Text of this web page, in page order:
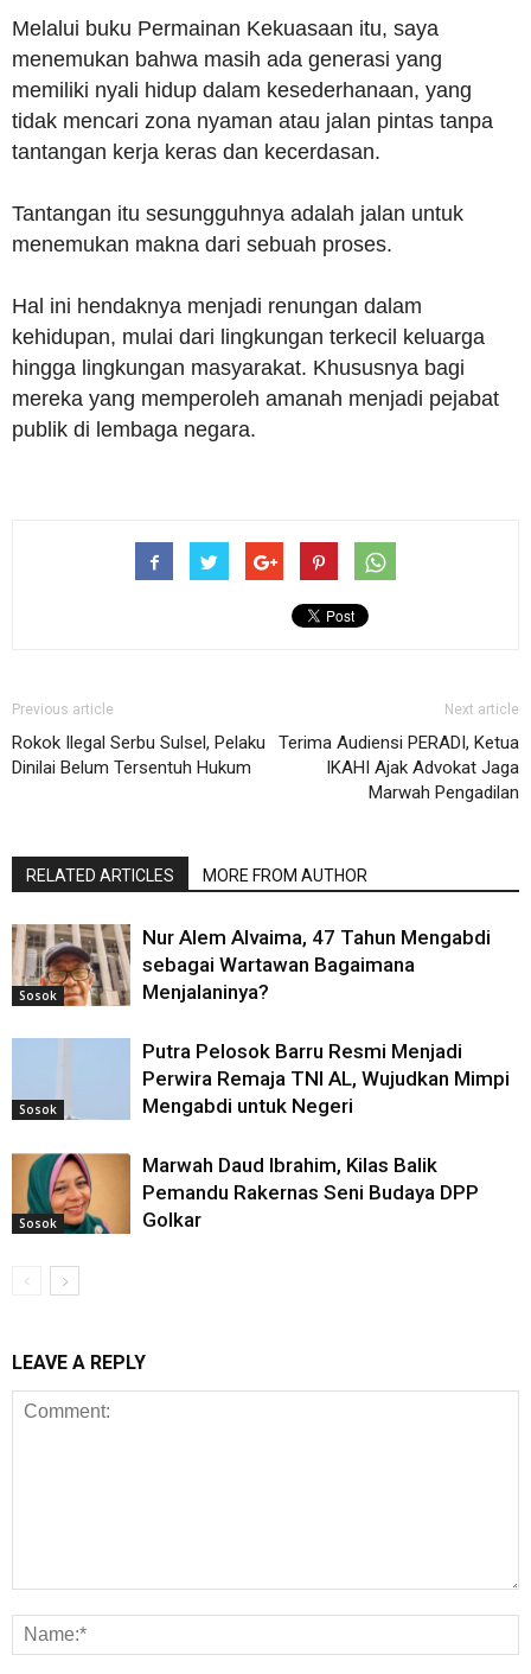
Melalui buku Permainan Kekuasaan itu, saya
menemukan bahwa masih ada generasi yang
memiliki nyali hidup dalam kesederhanaan, yang
tidak mencari zona nyaman atau jalan pintas tanpa
tantangan kerja keras dan kecerdasan.
Tantangan itu sesungguhnya adalah jalan untuk
menemukan makna dari sebuah proses.
Hal ini hendaknya menjadi renungan dalam
kehidupan, mulai dari lingkungan terkecil keluarga
hingga lingkungan masyarakat. Khususnya bagi
mereka yang memperoleh amanah menjadi pejabat
publik di lembaga negara.
Previous article
Rokok Ilegal Serbu Sulsel, Pelaku
Dinilai Belum Tersentuh Hukum
Next article
Terima Audiensi PERADI, Ketua
IKAHI Ajak Advokat Jaga
Marwah Pengadilan
RELATED ARTICLES MORE FROM AUTHOR
Sosok
Nur Alem Alvaima, 47 Tahun Mengabdi
sebagai Wartawan Bagaimana
Menjalaninya?
Sosok
Putra Pelosok Barru Resmi Menjadi
Perwira Remaja TNI AL, Wujudkan Mimpi
Mengabdi untuk Negeri
Sosok
Marwah Daud Ibrahim, Kilas Balik
Pemandu Rakernas Seni Budaya DPP
Golkar
LEAVE A REPLY